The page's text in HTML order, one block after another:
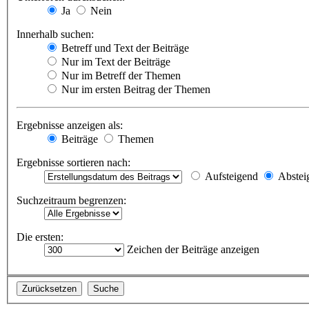
Ja
Nein
Innerhalb suchen:
Betreff und Text der Beiträge
Nur im Text der Beiträge
Nur im Betreff der Themen
Nur im ersten Beitrag der Themen
Ergebnisse anzeigen als:
Beiträge
Themen
Ergebnisse sortieren nach:
Aufsteigend
Suchzeitraum begrenzen:
Die ersten:
Zeichen der Beiträge anzeigen